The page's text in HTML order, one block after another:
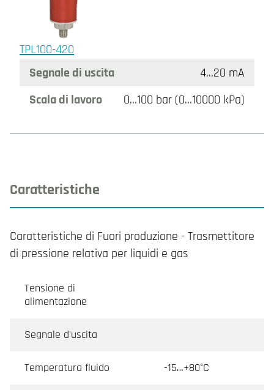
TPL100-420
Segnale di uscita
4…20 mA
Scala di lavoro
0…100 bar (0…10000 kPa)
Caratteristiche
Caratteristiche di Fuori produzione - Trasmettitore
di pressione relativa per liquidi e gas
Tensione di
alimentazione
Segnale d'uscita
Temperatura fluido -15…+80°C